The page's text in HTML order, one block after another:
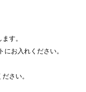
す。
にお入れください。
さい。